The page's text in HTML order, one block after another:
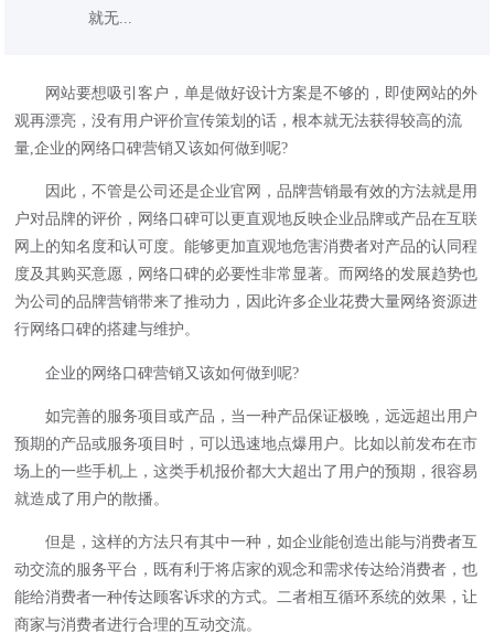
就无...
网站要想吸引客户，单是做好设计方案是不够的，即使网站的外
观再漂亮，没有用户评价宣传策划的话，根本就无法获得较高的流
量,企业的网络口碑营销又该如何做到呢?
因此，不管是公司还是企业官网，品牌营销最有效的方法就是用
户对品牌的评价，网络口碑可以更直观地反映企业品牌或产品在互联
网上的知名度和认可度。能够更加直观地危害消费者对产品的认同程
度及其购买意愿，网络口碑的必要性非常显著。而网络的发展趋势也
为公司的品牌营销带来了推动力，因此许多企业花费大量网络资源进
行网络口碑的搭建与维护。
企业的网络口碑营销又该如何做到呢?
如完善的服务项目或产品，当一种产品保证极晚，远远超出用户
预期的产品或服务项目时，可以迅速地点爆用户。比如以前发布在市
场上的一些手机上，这类手机报价都大大超出了用户的预期，很容易
就造成了用户的散播。
但是，这样的方法只有其中一种，如企业能创造出能与消费者互
动交流的服务平台，既有利于将店家的观念和需求传达给消费者，也
能给消费者一种传达顾客诉求的方式。二者相互循环系统的效果，让
商家与消费者进行合理的互动交流。